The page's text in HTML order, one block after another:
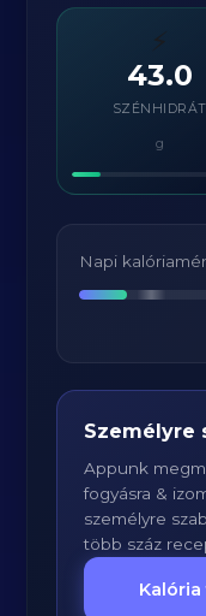
⚡
43.0
SZÉNHIDRÁT
g
Napi
Személyre
Appunk
fogyásra &
személyre
több száz